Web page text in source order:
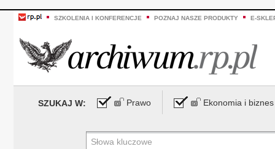
SZKOLENIA I KONFERENCJE POZNAJ NASZE PRODUKTY E-
SZUKAJ W: Prawo Ekonomia i biznes